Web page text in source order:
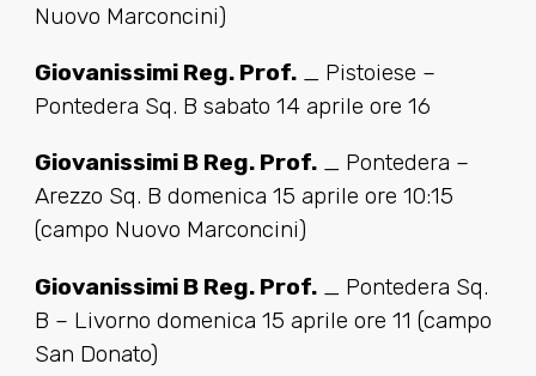
Nuovo Marconcini)
Giovanissimi Reg. Prof._ Pistoiese –
Pontedera Sq. B sabato 14 aprile ore 16
Giovanissimi B Reg. Prof._ Pontedera –
Arezzo Sq. B domenica 15 aprile ore 10:15
(campo Nuovo Marconcini)
Giovanissimi B Reg. Prof._ Pontedera Sq.
B – Livorno domenica 15 aprile ore 11 (campo
San Donato)